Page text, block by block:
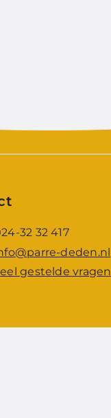
32 32 417
deden.nl
gestelde vragen